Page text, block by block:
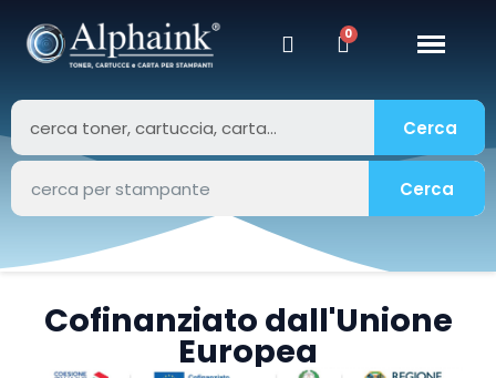
Cerca
Cerca
Cofinanziato dall'Unione
Europea